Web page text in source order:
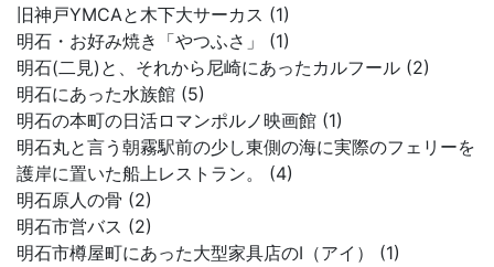
旧神戸YMCAと木下大サーカス (1)
明石・お好み焼き「やつふさ」 (1)
明石(二見)と、それから尼崎にあったカルフール (2)
明石にあった水族館 (5)
明石の本町の日活ロマンポルノ映画館 (1)
明石丸と言う朝霧駅前の少し東側の海に実際のフェリーを
護岸に置いた船上レストラン。 (4)
明石原人の骨 (2)
明石市営バス (2)
明石市樽屋町にあった大型家具店のI（アイ） (1)